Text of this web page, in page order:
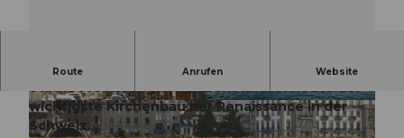
I
M
© Tanja Müller | Luzern Tourismus, Tanja Müller
Route Anrufen Website
Die Hofkirche ist die Mutterkirche der
Stadtbevölkerung von Luzern und ist heute der
wichtigste Kirchenbau der Renaissance in der
Schweiz.